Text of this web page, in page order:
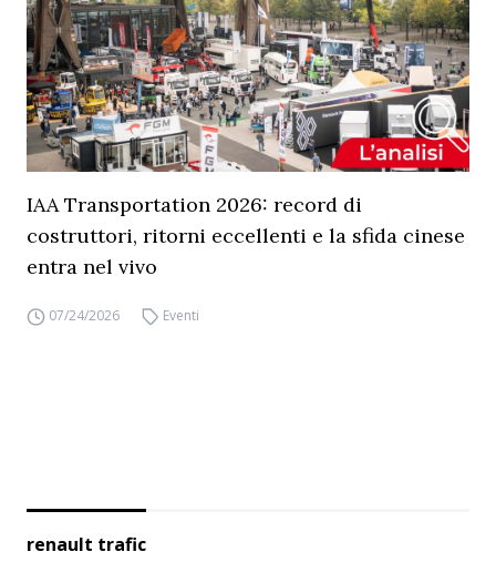
IAA Transportation 2026: record di
costruttori, ritorni eccellenti e la sfida cinese
entra nel vivo
07/24/2026 Eventi
renault trafic